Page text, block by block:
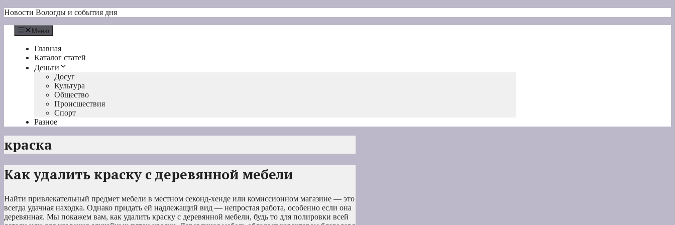
Перейти
содержимому
Новости Вологды и события дня
Меню
Главная
Каталог статей
Деньги
Досуг
Культура
Общество
Происшествия
Спорт
Разное
краска
Как удалить краску с деревянной мебели
Найти привлекательный предмет мебели в местном секонд-хенде или комиссионном магазине — это
всегда удачная находка. Однако придать ей надлежащий вид — непростая работа, особенно если она
деревянная. Мы покажем вам, как удалить краску с деревянной мебели, будь то для полировки всей